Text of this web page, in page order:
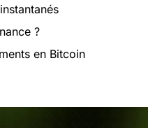
?
en Bitcoin